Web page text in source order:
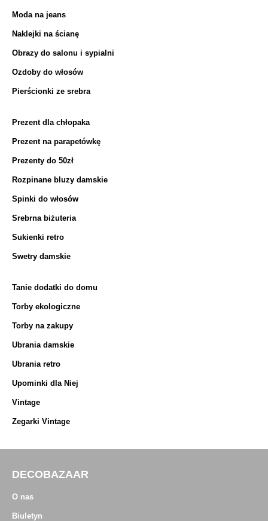
Moda na jeans
Naklejki na ścianę
Obrazy do salonu i sypialni
Ozdoby do włosów
Pierścionki ze srebra
Prezent dla chłopaka
Prezent na parapetówkę
Prezenty do 50zł
Rozpinane bluzy damskie
Spinki do włosów
Srebrna biżuteria
Sukienki retro
Swetry damskie
Tanie dodatki do domu
Torby ekologiczne
Torby na zakupy
Ubrania damskie
Ubrania retro
Upominki dla Niej
Vintage
Zegarki Vintage
DECOBAZAAR
O nas
Biuletyn